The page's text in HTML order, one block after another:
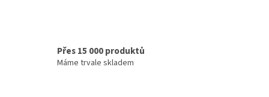
Přes 15 000 produktů
Máme trvale skladem